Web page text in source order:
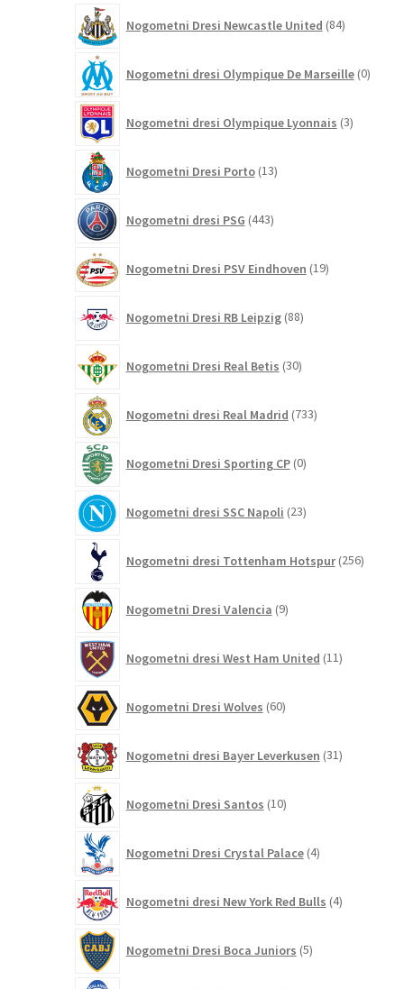
Nogometni Dresi Newcastle United 84izdelkov
Nogometni dresi Olympique De Marseille 0
Nogometni dresi Olympique Lyonnais 3izdelki
Nogometni Dresi Porto 13izdelkov
Nogometni dresi PSG 443izdelkov
Nogometni Dresi PSV Eindhoven 19izdelkov
Nogometni Dresi RB Leipzig 88izdelkov
Nogometni Dresi Real Betis 30izdelkov
Nogometni dresi Real Madrid 733izdelkov
Nogometni Dresi Sporting CP 0izdelkov
Nogometni dresi SSC Napoli 23izdelkov
Nogometni dresi Tottenham Hotspur 256
Nogometni Dresi Valencia 9izdelkov
Nogometni dresi West Ham United 11izdelkov
Nogometni Dresi Wolves 60izdelkov
Nogometni dresi Bayer Leverkusen 31izdelkov
Nogometni Dresi Santos 10izdelkov
Nogometni Dresi Crystal Palace 4izdelki
Nogometni dresi New York Red Bulls 4izdelki
Nogometni Dresi Boca Juniors 5izdelkov